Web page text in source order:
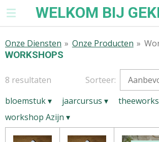
Ga
de
hoofdinhoud
WELKOM BIJ
Onze Diensten » Onze Producten »
WORKSHOPS
8 resultaten
Sorteer:
bloemstuk▾ jaarcursus ▾
workshop Azijn ▾